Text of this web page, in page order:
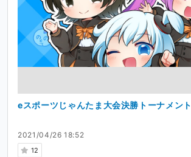
2021/04/26 18:52
12
eスポーツじゃんたま大会決勝トーナメント